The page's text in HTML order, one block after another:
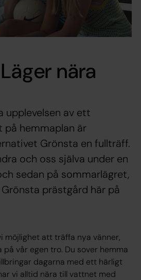
nära
upplevelsen av ett
på hemmaplan är
Grönsta en fullträff.
och oss själva under en
sedan på sommarlägret,
prästgård här på
möjlighet att träffa nya vänner,
på vår egen tro. Du sover hemma
dagarna med ett härligt
vi alltid nära till vattnet med